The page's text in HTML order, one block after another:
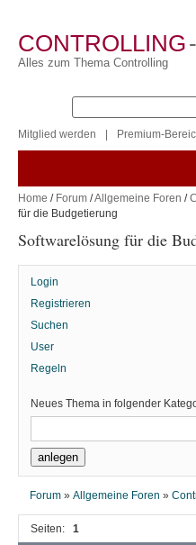
CONTROLLING
Alles zum Thema Controlling
Mitglied werden Premium-
Home / Forum /Allgemeine Foren /
für die Budgetierung
Softwarelösung für die
Login
Registrieren
Suchen
User
Regeln
Neues Thema in folgender
Forum »Allgemeine Foren »
Seiten: 1